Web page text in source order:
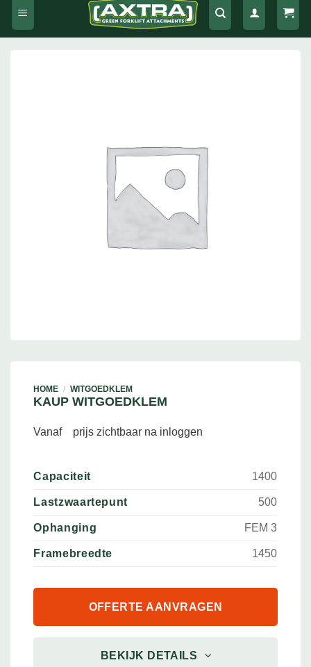
HOME / WITGOEDKLEM
KAUP WITGOEDKLEM
Vanaf prijs zichtbaar na inloggen
Capaciteit 1400
Lastzwaartepunt 500
Ophanging FEM 3
Framebreedte 1450
OFFERTE AANVRAGEN
BEKIJK DETAILS